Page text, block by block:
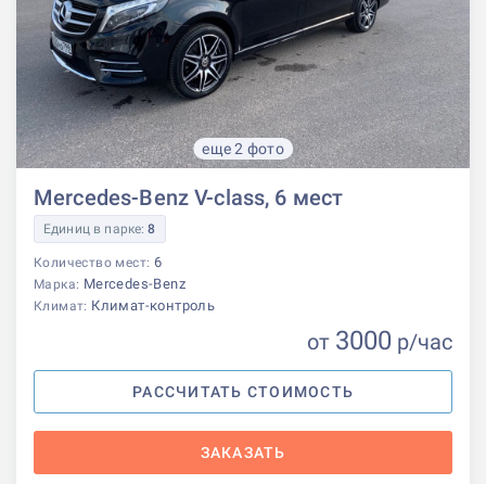
еще 2 фото
Mercedes-Benz V-class, 6 мест
Единиц в парке:8
Количество мест: 6
Марка: Mercedes-Benz
Климат: Климат-контроль
от 3000 р/час
РАССЧИТАТЬ СТОИМОСТЬ
ЗАКАЗАТЬ